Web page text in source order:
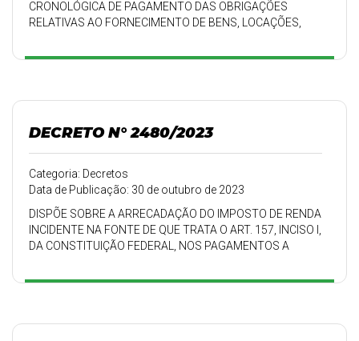
CRONOLÓGICA DE PAGAMENTO DAS OBRIGAÇÕES
RELATIVAS AO FORNECIMENTO DE BENS, LOCAÇÕES,
DECRETO N° 2480/2023
Categoria: Decretos
Data de Publicação: 30 de outubro de 2023
DISPÕE SOBRE A ARRECADAÇÃO DO IMPOSTO DE RENDA
INCIDENTE NA FONTE DE QUE TRATA O ART. 157, INCISO I,
DA CONSTITUIÇÃO FEDERAL, NOS PAGAMENTOS A